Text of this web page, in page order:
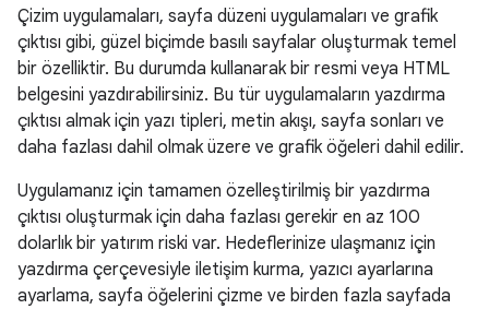
Çizim uygulamaları, sayfa düzeni uygulamaları ve grafik
çıktısı gibi, güzel biçimde basılı sayfalar oluşturmak temel
bir özelliktir. Bu durumda kullanarak bir resmi veya HTML
belgesini yazdırabilirsiniz. Bu tür uygulamaların yazdırma
çıktısı almak için yazı tipleri, metin akışı, sayfa sonları ve
daha fazlası dahil olmak üzere ve grafik öğeleri dahil edilir.
Uygulamanız için tamamen özelleştirilmiş bir yazdırma
çıktısı oluşturmak için daha fazlası gerekir en az 100
dolarlık bir yatırım riski var. Hedeflerinize ulaşmanız için
yazdırma çerçevesiyle iletişim kurma, yazıcı ayarlarına
ayarlama, sayfa öğelerini çizme ve birden fazla sayfada